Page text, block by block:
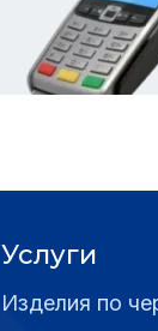
Услуги
Изделия по